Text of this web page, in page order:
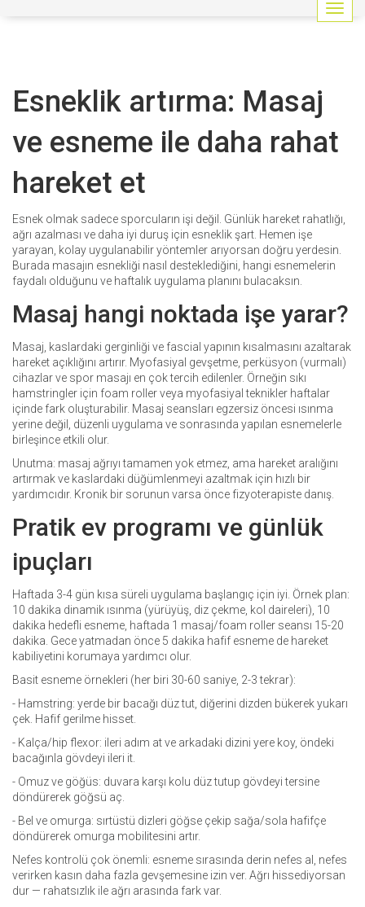
G
e
i
a
a
a
t
Esneklik artırma: Masaj
ve esneme ile daha rahat
hareket et
Esnek olmak sadece sporcuların işi değil. Günlük hareket rahatlığı,
ağrı azalması ve daha iyi duruş için esneklik şart. Hemen işe
yarayan, kolay uygulanabilir yöntemler arıyorsan doğru yerdesin.
Burada masajın esnekliği nasıl desteklediğini, hangi esnemelerin
faydalı olduğunu ve haftalık uygulama planını bulacaksın.
Masaj hangi noktada işe yarar?
Masaj, kaslardaki gerginliği ve fascial yapının kısalmasını azaltarak
hareket açıklığını artırır. Myofasiyal gevşetme, perküsyon (vurmalı)
cihazlar ve spor masajı en çok tercih edilenler. Örneğin sıkı
hamstringler için foam roller veya myofasiyal teknikler haftalar
içinde fark oluşturabilir. Masaj seansları egzersiz öncesi ısınma
yerine değil, düzenli uygulama ve sonrasında yapılan esnemelerle
birleşince etkili olur.
Unutma: masaj ağrıyı tamamen yok etmez, ama hareket aralığını
artırmak ve kaslardaki düğümlenmeyi azaltmak için hızlı bir
yardımcıdır. Kronik bir sorunun varsa önce fizyoterapiste danış.
Pratik ev programı ve günlük
ipuçları
Haftada 3-4 gün kısa süreli uygulama başlangıç için iyi. Örnek plan:
10 dakika dinamik ısınma (yürüyüş, diz çekme, kol daireleri), 10
dakika hedefli esneme, haftada 1 masaj/foam roller seansı 15-20
dakika. Gece yatmadan önce 5 dakika hafif esneme de hareket
kabiliyetini korumaya yardımcı olur.
Basit esneme örnekleri (her biri 30-60 saniye, 2-3 tekrar):
- Hamstring: yerde bir bacağı düz tut, diğerini dizden bükerek yukarı
çek. Hafif gerilme hisset.
- Kalça/hip flexor: ileri adım at ve arkadaki dizini yere koy, öndeki
bacağınla gövdeyi ileri it.
- Omuz ve göğüs: duvara karşı kolu düz tutup gövdeyi tersine
döndürerek göğsü aç.
- Bel ve omurga: sırtüstü dizleri göğse çekip sağa/sola hafifçe
döndürerek omurga mobilitesini artır.
Nefes kontrolü çok önemli: esneme sırasında derin nefes al, nefes
verirken kasın daha fazla gevşemesine izin ver. Ağrı hissediyorsan
dur — rahatsızlık ile ağrı arasında fark var.